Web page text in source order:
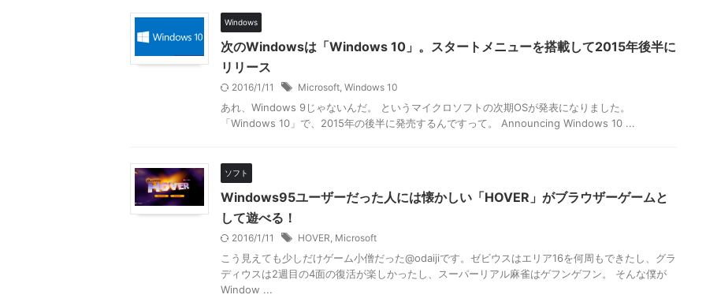
Windows
次のWindowsは「Windows 10」。スタートメニューを搭載して2015年後半に
リリース
2016/1/11 Microsoft, Windows 10
あれ、Windows 9じゃないんだ。 というマイクロソフトの次期OSが発表になりました。
「Windows 10」で、2015年の後半に発売するんですって。 Announcing Windows 10 ...
ソフト
Windows95ユーザーだった人には懐かしい「HOVER」がブラウザーゲームと
して遊べる！
2016/1/11 HOVER, Microsoft
こう見えても少しだけゲーム小僧だった@odaijiです。ゼビウスはエリア16を何周もできたし、グラ
ディウスは2週目の4面の復活が楽しかったし、スーパーリアル麻雀はゲフンゲフン。 そんな僕が
Window ...